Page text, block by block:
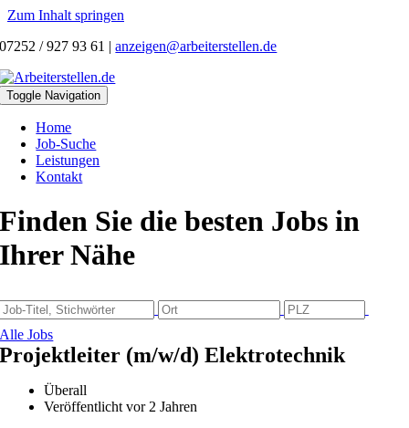
Zum Inhalt springen
07252 / 927 93 61 |anzeigen@arbeiterstellen.de
Toggle Navigation
Home
Job-Suche
Leistungen
Kontakt
Finden Sie die besten Jobs in
Ihrer Nähe
Alle Jobs
Projektleiter (m/w/d) Elektrotechnik
Überall
Veröffentlicht vor 2 Jahren